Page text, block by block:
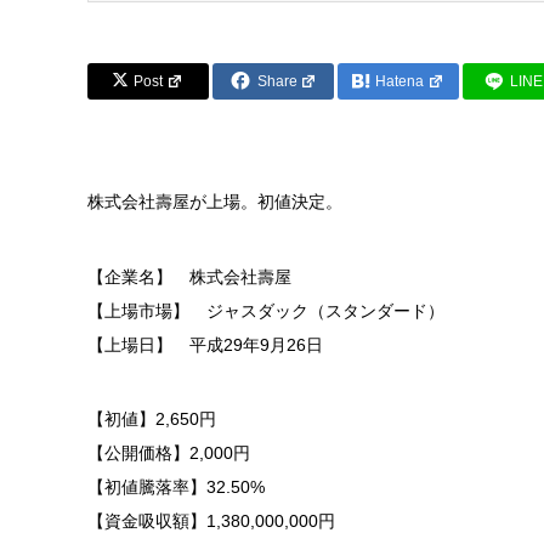
Post Share Hatena LINE
株式会社壽屋が上場。初値決定。
【企業名】 株式会社壽屋
【上場市場】 ジャスダック（スタンダード）
【上場日】 平成29年9月26日
【初値】2,650円
【公開価格】2,000円
【初値騰落率】32.50%
【資金吸収額】1,380,000,000円